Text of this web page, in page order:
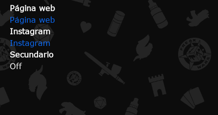
Página web
Página web
Instagram
Instagram
Secundario
Off